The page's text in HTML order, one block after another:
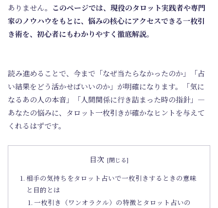
ありません。 このページでは、現役のタロット実践者や専門
家のノウハウをもとに、悩みの核心にアクセスできる一枚引
き術を、初心者にもわかりやすく徹底解説。
読み進めることで、今まで「なぜ当たらなかったのか」「占
い結果をどう活かせばいいのか」が明確になります。
「気に
なるあの人の本音」「人間関係に行き詰まった時の指針」—
あなたの悩みに、タロット一枚引きが確かなヒントを与えて
くれるはずです。
目次
相手の気持ちをタロット占いで一枚引きするときの意味
と目的とは
一枚引き（ワンオラクル）の特徴とタロット占いの